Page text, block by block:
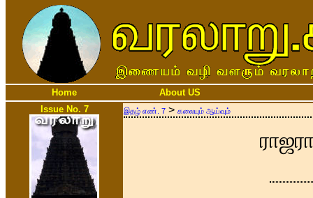
Home
About US
Issue No. 7
இதழ் எண். 7 > கலையும் ஆய்வும்